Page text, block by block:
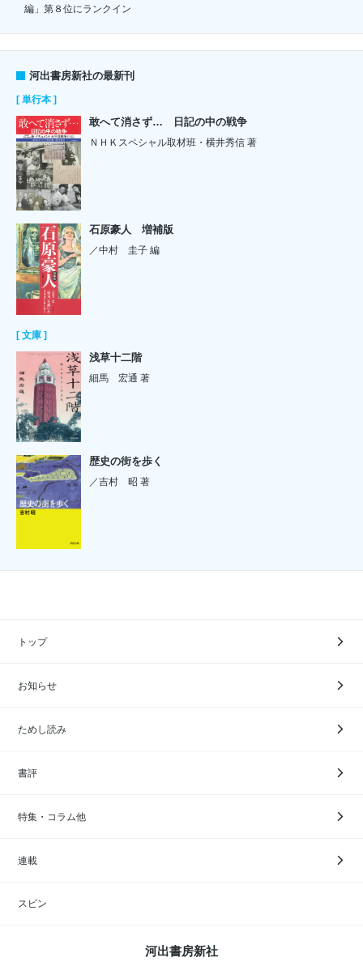
編」第８位にランクイン
河出書房新社の最新刊
[ 単行本 ]
敢へて消さず… 日記の中の戦争
ＮＨＫスペシャル取材班・横井秀信 著
石原豪人 増補版
／中村 圭子 編
[ 文庫 ]
浅草十二階
細馬 宏通 著
歴史の街を歩く
／吉村 昭 著
トップ
お知らせ
ためし読み
書評
特集・コラム他
連載
スピン
河出書房新社